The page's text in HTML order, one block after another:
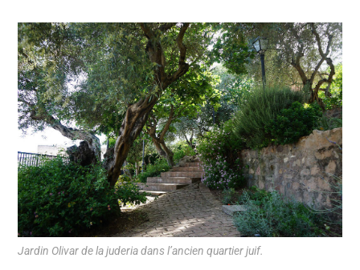
Jardin Olivar de la juderia dans l’ancien quartier juif.